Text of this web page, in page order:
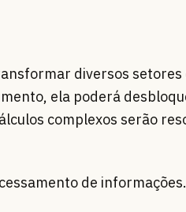
diversos setores
ela poderá
complexos serão
de informações.